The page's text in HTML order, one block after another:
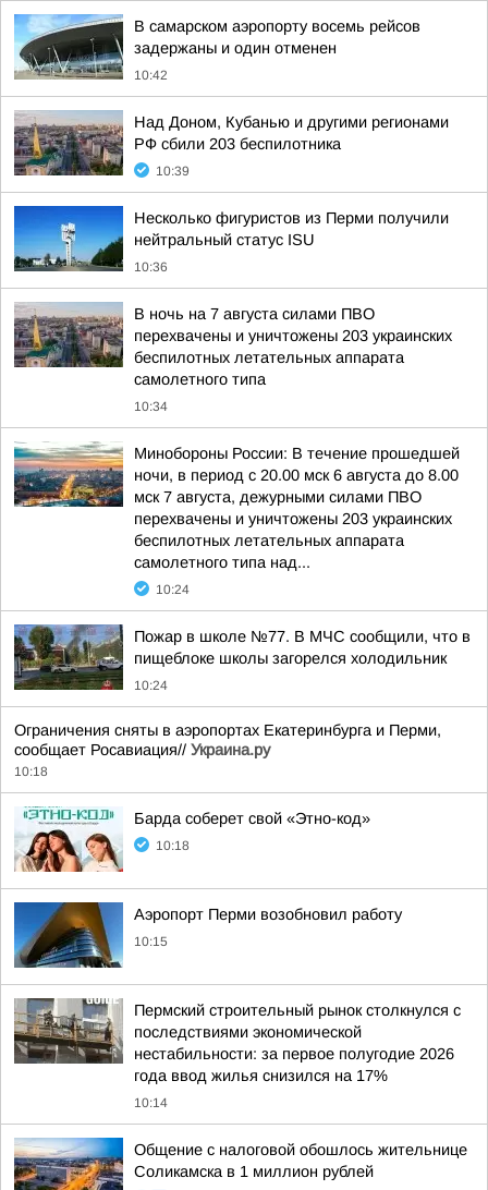
В самарском аэропорту восемь рейсов
задержаны и один отменен
10:42
Над Доном, Кубанью и другими регионами
РФ сбили 203 беспилотника
10:39
Несколько фигуристов из Перми получили
нейтральный статус ISU
10:36
В ночь на 7 августа силами ПВО
перехвачены и уничтожены 203 украинских
беспилотных летательных аппарата
самолетного типа
10:34
Минобороны России: В течение прошедшей
ночи, в период с 20.00 мск 6 августа до 8.00
мск 7 августа, дежурными силами ПВО
перехвачены и уничтожены 203 украинских
беспилотных летательных аппарата
самолетного типа над...
10:24
Пожар в школе №77. В МЧС сообщили, что в
пищеблоке школы загорелся холодильник
10:24
Ограничения сняты в аэропортах Екатеринбурга и Перми,
сообщает Росавиация// Украина.ру
10:18
Барда соберет свой «Этно-код»
10:18
Аэропорт Перми возобновил работу
10:15
Пермский строительный рынок столкнулся с
последствиями экономической
нестабильности: за первое полугодие 2026
года ввод жилья снизился на 17%
10:14
Общение с налоговой обошлось жительнице
Соликамска в 1 миллион рублей